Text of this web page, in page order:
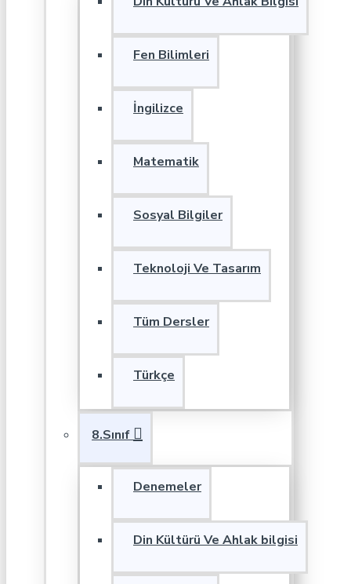
Fen Bilimleri
İngilizce
Matematik
Sosyal Bilgiler
Teknoloji Ve Tasarım
Tüm Dersler
Türkçe
8.Sınıf
Denemeler
Din Kültürü Ve Ahlak bilgisi